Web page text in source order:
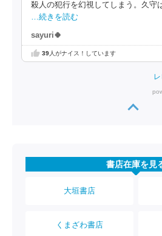
殺人の犯行を幻視してしまう。久守
…続きを読む
sayuri🍀
39人がナイス！しています
書店在庫を見
大垣書店
くまざわ書店